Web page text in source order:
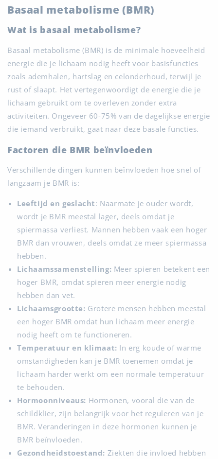
Basaal metabolisme (BMR)
Wat is basaal metabolisme?
Basaal metabolisme (BMR) is de minimale hoeveelheid
energie die je lichaam nodig heeft voor basisfuncties
zoals ademhalen, hartslag en celonderhoud, terwijl je
rust of slaapt. Het vertegenwoordigt de energie die je
lichaam gebruikt om te overleven zonder extra
activiteiten. Ongeveer 60-75% van de dagelijkse energie
die iemand verbruikt, gaat naar deze basale functies.
Factoren die BMR beïnvloeden
Verschillende dingen kunnen beïnvloeden hoe snel of
langzaam je BMR is:
Leeftijd en geslacht: Naarmate je ouder wordt,
wordt je BMR meestal lager, deels omdat je
spiermassa verliest. Mannen hebben vaak een hoger
BMR dan vrouwen, deels omdat ze meer spiermassa
hebben.
Lichaamssamenstelling: Meer spieren betekent een
hoger BMR, omdat spieren meer energie nodig
hebben dan vet.
Lichaamsgrootte: Grotere mensen hebben meestal
een hoger BMR omdat hun lichaam meer energie
nodig heeft om te functioneren.
Temperatuur en klimaat: In erg koude of warme
omstandigheden kan je BMR toenemen omdat je
lichaam harder werkt om een normale temperatuur
te behouden.
Hormoonniveaus: Hormonen, vooral die van de
schildklier, zijn belangrijk voor het reguleren van je
BMR. Veranderingen in deze hormonen kunnen je
BMR beïnvloeden.
Gezondheidstoestand: Ziekten die invloed hebben